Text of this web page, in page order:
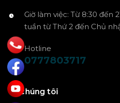
Giờ làm việc: Từ 8:30 đến
tuần từ Thứ 2 đến Chủ
Hotline
0777803717
Về chúng tôi